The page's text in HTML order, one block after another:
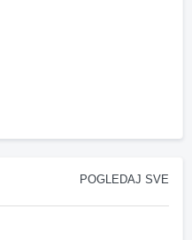
POGLEDAJ SVE